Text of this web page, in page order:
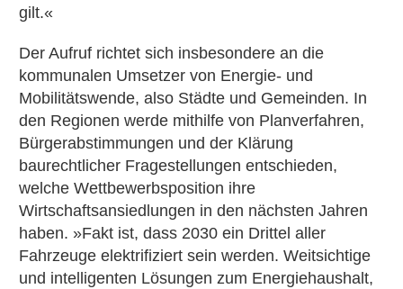
gilt.«
Der Aufruf richtet sich insbesondere an die
kommunalen Umsetzer von Energie- und
Mobilitätswende, also Städte und Gemeinden. In
den Regionen werde mithilfe von Planverfahren,
Bürgerabstimmungen und der Klärung
baurechtlicher Fragestellungen entschieden,
welche Wettbewerbsposition ihre
Wirtschaftsansiedlungen in den nächsten Jahren
haben. »Fakt ist, dass 2030 ein Drittel aller
Fahrzeuge elektrifiziert sein werden. Weitsichtige
und intelligenten Lösungen zum Energiehaushalt,